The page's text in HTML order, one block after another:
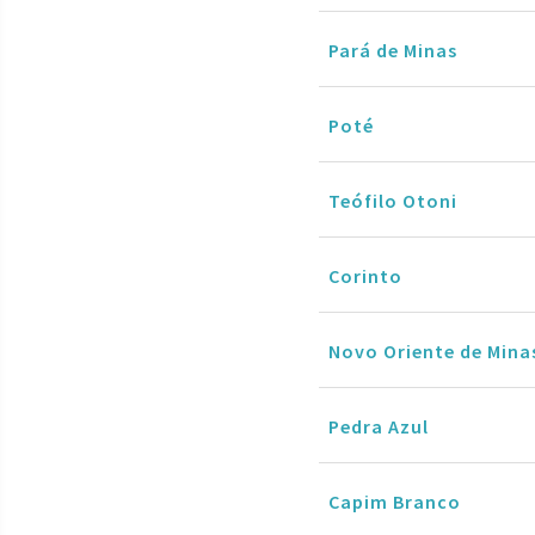
Pará de Minas
Poté
Teófilo Otoni
Corinto
Novo Oriente de
Pedra Azul
Capim Branco